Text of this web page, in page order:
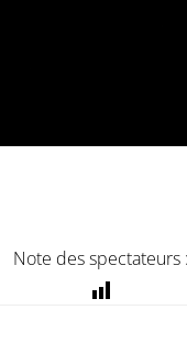
Note des spectateurs